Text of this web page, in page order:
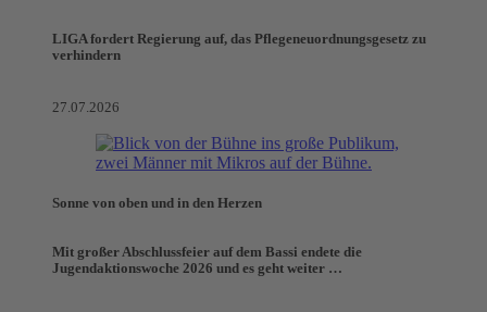
LIGA fordert Regierung auf, das Pflegeneuordnungsgesetz zu
verhindern
27.07.2026
Sonne von oben und in den Herzen
Mit großer Abschlussfeier auf dem Bassi endete die
Jugendaktionswoche 2026 und es geht weiter …